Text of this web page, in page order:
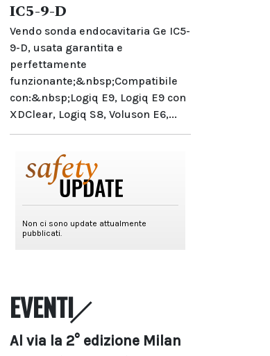
IC5-9-D
Vendo sonda endocavitaria Ge IC5-
9-D, usata garantita e
perfettamente
funzionante;&nbsp;Compatibile
con:&nbsp;Logiq E9, Logiq E9 con
XDClear, Logiq S8, Voluson E6,...
EVENTI
Al via la 2° edizione Milan